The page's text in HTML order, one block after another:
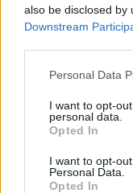
also be disclosed by
Downstream
Personal Data
I want to opt-
personal data.
Opted In
I want to opt-
Personal Data.
Opted In